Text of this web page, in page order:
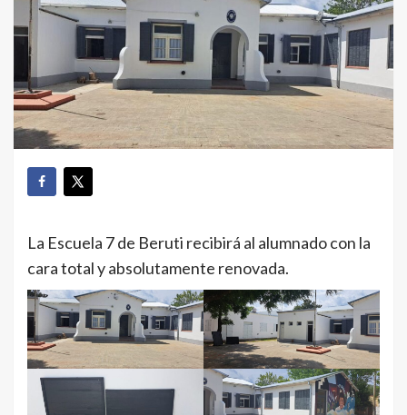
La Escuela 7 de Beruti recibirá al alumnado con la
cara total y absolutamente renovada.